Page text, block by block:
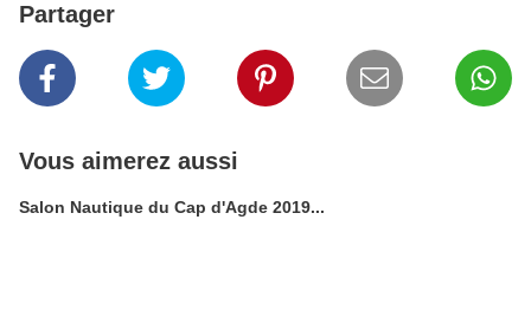
Partager
Vous aimerez aussi
Salon Nautique du Cap d'Agde 2019...